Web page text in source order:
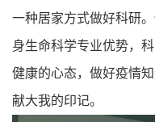
一种居家方式做好科研
身生命科学专业优势，
健康的心态，做好疫情
献大我的印记。